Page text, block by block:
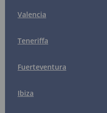
Valencia
Teneriffa
Fuerteventura
Ibiza